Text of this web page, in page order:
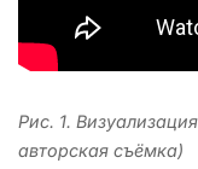
Рис. 1.
авторская съёмка)